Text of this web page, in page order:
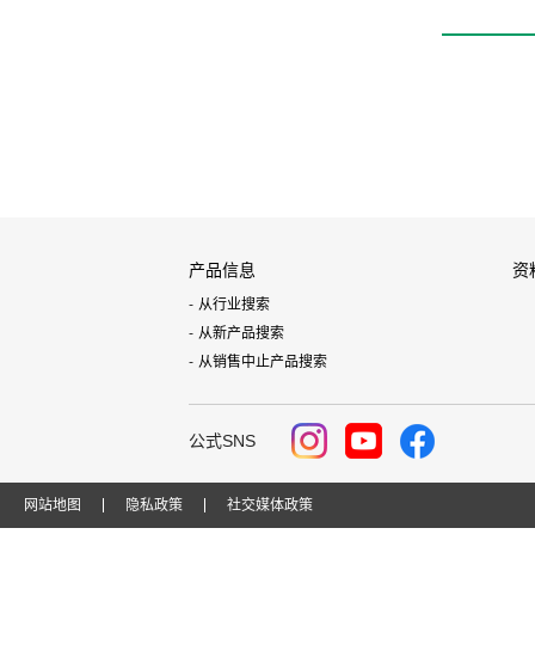
产品信息
从行业搜索
从新产品搜索
从销售中止产品搜索
资
公式SNS
网站地图 隐私政策 社交媒体政策